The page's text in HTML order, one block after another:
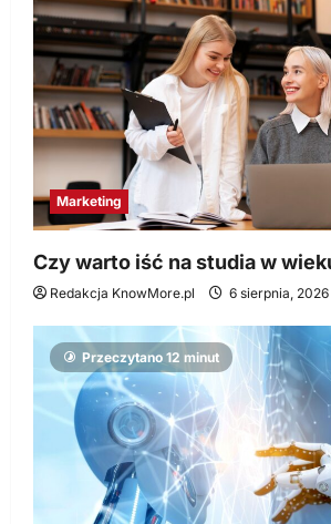
Marketing
Czy warto iść na studia w
Redakcja KnowMore.pl 6 sierpnia, 2026
Przeczytano 12 minut